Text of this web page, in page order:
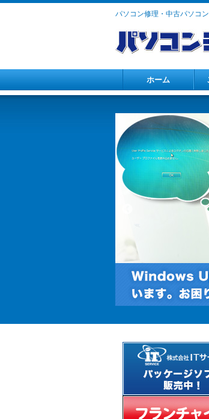
パソコン修理・中古パソコ
ホーム